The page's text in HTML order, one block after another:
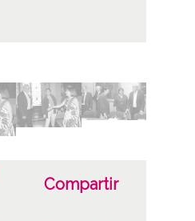
imágenes
Compartir